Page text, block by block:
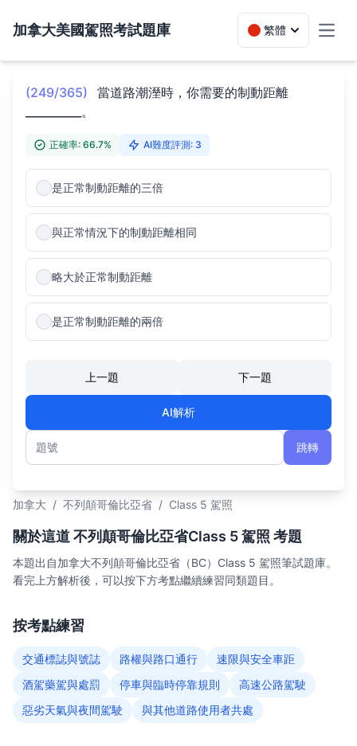
加拿大美國駕照考試題庫 繁體
(249/365)
當道路潮溼時，你需要的制動距離
__________。
正確率: 66.7% AI難度評測: 3
是正常制動距離的三倍
與正常情況下的制動距離相同
略大於正常制動距離
是正常制動距離的兩倍
上一題 下一題
AI解析
題號
跳轉
加拿大 / 不列顛哥倫比亞省 / Class 5 駕照
關於這道 不列顛哥倫比亞省Class 5 駕照 考題
本題出自加拿大不列顛哥倫比亞省（BC）Class 5 駕照筆試題庫。
看完上方解析後，可以按下方考點繼續練習同類題目。
按考點練習
交通標誌與號誌 路權與路口通行
速限與安全車距
酒駕藥駕與處罰
停車與臨時停靠規則
高速公路駕駛
惡劣天氣與夜間駕駛
與其他道路使用者共處